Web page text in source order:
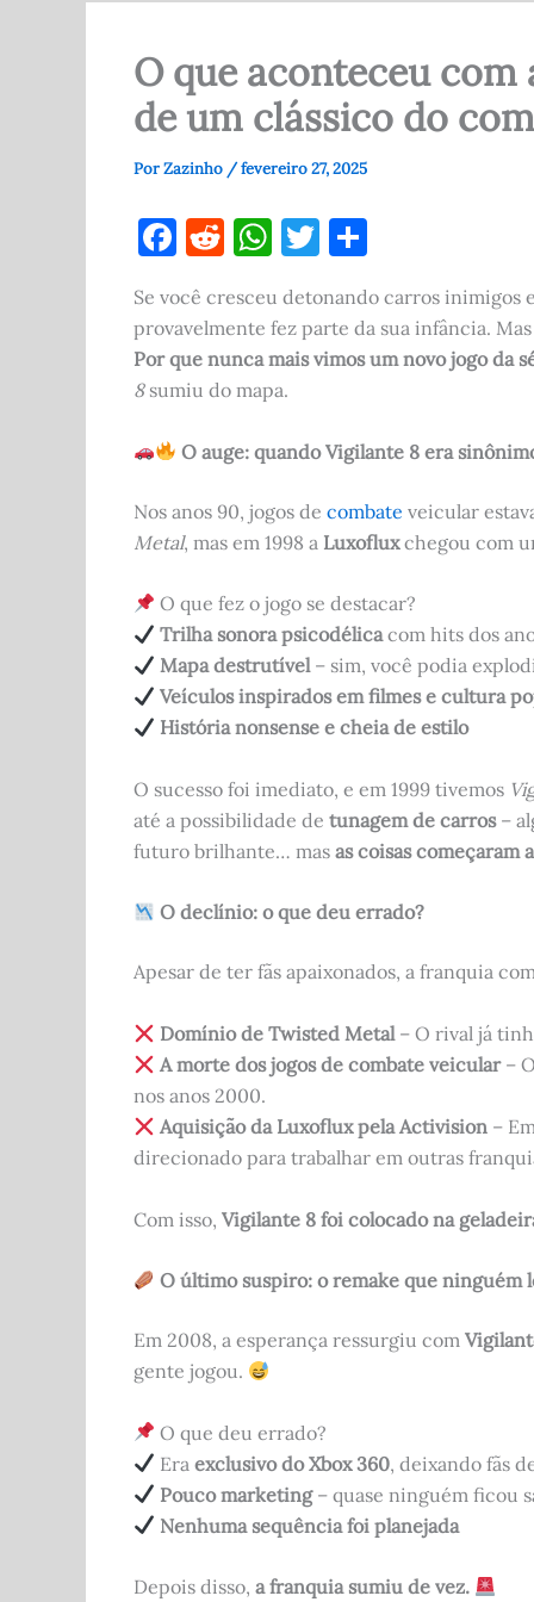
O que aconteceu
de um clássico do
PorZazinho /fevereiro 27, 2025
F
c
e
b
o
k
R
d
di
t
W
at
s
A
p
T
it
te
ar
e
Se você cresceu detonando carros
provavelmente fez parte da sua infância.
Por que nunca mais vimos um novo jogo da
8sumiu do mapa.
O auge: quando Vigilante 8 era
Nos anos 90, jogos de combate veicular
Metal, mas em 1998 a Luxofluxchegou com
O que fez o jogo se destacar?
Trilha sonora psicodélicacom hits dos
Mapa destrutível– sim, você podia
Veículos inspirados em filmes e cultura
História nonsense e cheia de estilo
O sucesso foi imediato, e em 1999 tivemos
até a possibilidade de tunagem de carros–
futuro brilhante… mas as coisas começaram
O declínio: o que deu errado?
Apesar de ter fãs apaixonados, a franquia
Domínio de Twisted Metal – O rival já
A morte dos jogos de combate veicular–
nos anos 2000.
Aquisição da Luxoflux pela Activision –
direcionado para trabalhar em outras
Com isso, Vigilante 8 foi colocado na
O último suspiro: o remake que ninguém
Em 2008, a esperança ressurgiu com
gente jogou.
O que deu errado?
Eraexclusivo do Xbox 360, deixando fãs
Pouco marketing– quase ninguém ficou
Nenhuma sequência foi planejada
Depois disso, a franquia sumiu de vez.